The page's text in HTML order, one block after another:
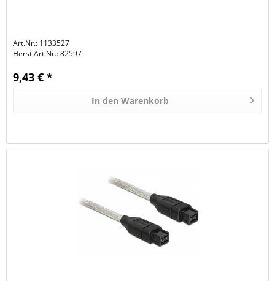
Art.Nr.: 1133527
Herst.Art.Nr.:82597
9,43 € *
In den Warenkorb